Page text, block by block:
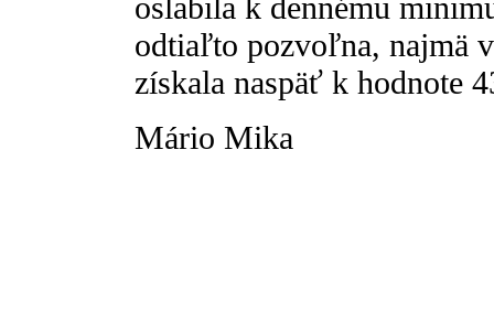
odtiaľto pozvoľna, najmä
získala naspäť k hodnote
Mário Mika